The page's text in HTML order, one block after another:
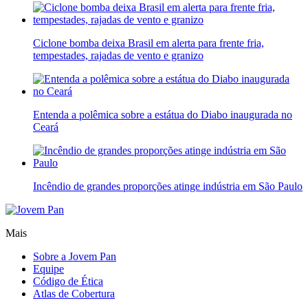
Ciclone bomba deixa Brasil em alerta para frente fria,
tempestades, rajadas de vento e granizo
Entenda a polêmica sobre a estátua do Diabo inaugurada no
Ceará
Incêndio de grandes proporções atinge indústria em São Paulo
Mais
Sobre a Jovem Pan
Equipe
Código de Ética
Atlas de Cobertura